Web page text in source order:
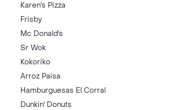
Karen's Pizza
Frisby
Mc Donald's
Sr Wok
Kokoriko
Arroz Paisa
Hamburguesas El Corral
Dunkin' Donuts